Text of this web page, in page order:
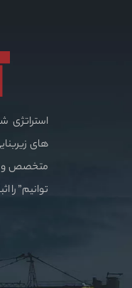
استراتژی
های
متخصص و
توانیم” را